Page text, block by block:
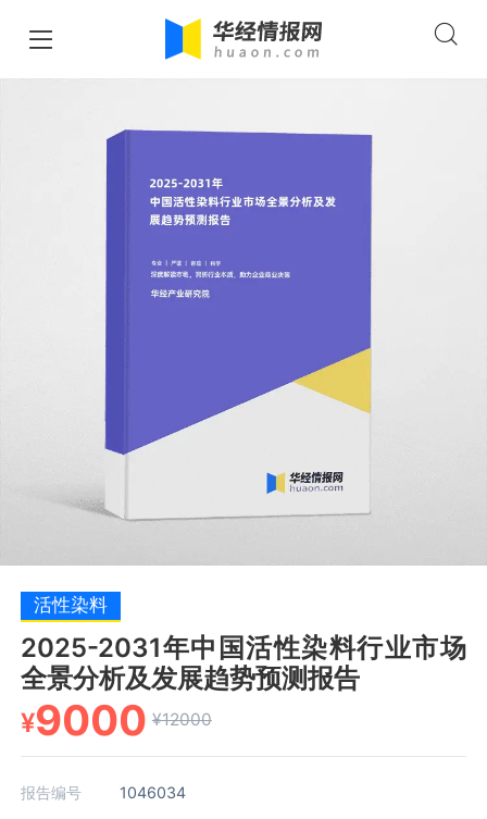
活性染料
2025-2031年中国活性染料行业市场
全景分析及发展趋势预测报告
¥9000 ¥12000
报告编号 1046034